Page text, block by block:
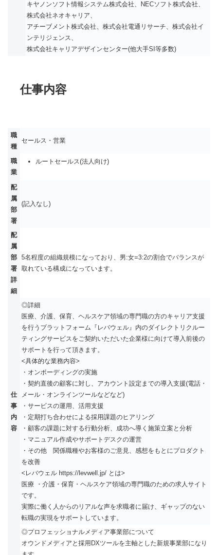
キヤノンソフト情報システム株式会社、NECソフト株式会社、
株式会社ネオキャリア、
アチーブメント株式会社、株式会社電通リサーチ、株式会社イ
ンテリジェンス、
株式会社キャリアデザインセンター(他大手SI等多数)
仕事内容
職
種
セールス・営業
職
業
ルートセールス(法人向け)
配
属
部
署
(記入なし)
配
属
部
署
詳
細
5名程度の組織規模になっており、男:女=3:2の割合でバランスが
取れている構成になっています。
仕
事
内
容
◎詳細
医療、介護、保育、ヘルスケア領域の専門職の方のキャリア支援
を行うプラットフォーム『レバウェル』内のダイレクトリクルー
ティングサービスをご契約いただいた企業様に向けて導入前後の
サポートを行って頂きます。
<具体的な業務内容>
・オンボーディングの実施
・契約直後の顧客に対し、アカウント設定までの導入支援(電話・
メール・オンラインツールなどなど)
・サービスの運用、活用支援
・定期打ち合わせによる採用課題のヒアリング
・顧客の課題に対する行動分析、成功へ導く施策立案と分析
・マニュアル作成やサポートデスクの運営
・その他 関係職種やお客様のご意見、感想をもとにプロダクト
を改善
<レバウェル https://levwell.jp/ とは>
医療 ・介護・保育・ヘルスケア領域の専門職のための求人サイト
です。
実際に働く人からのリアルな声を求職者に届け、ギャップのない
転職の実現をサポートしています。
◎プロフェッショナルメディア事業部について
オウンドメディアと採用DXツールを主軸とした新規事業部になり